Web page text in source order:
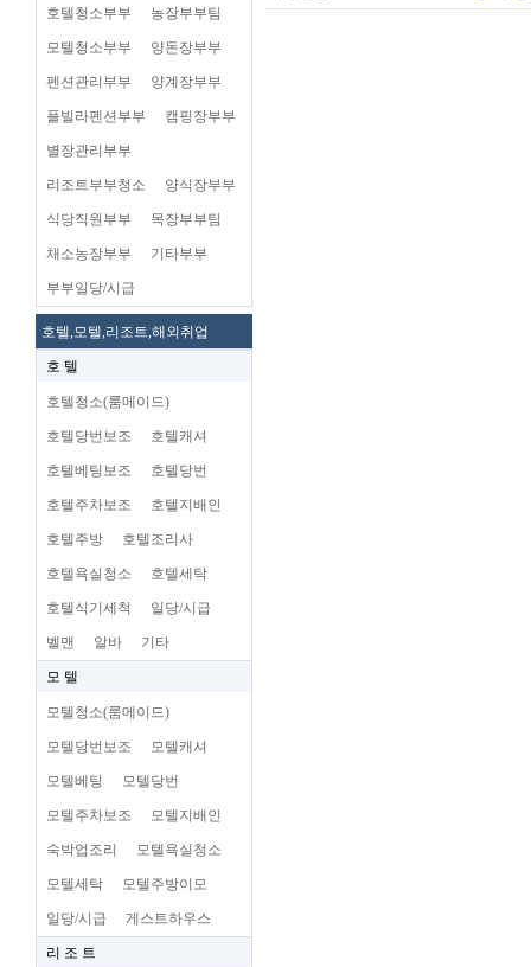
호텔청소부부 농장부부팀
모텔청소부부 양돈장부부
펜션관리부부 양계장부부
플빌라펜션부부 캠핑장부부
별장관리부부
리조트부부청소 양식장부부
식당직원부부 목장부부팀
채소농장부부 기타부부
부부일당/시급
호텔,모텔,리조트,해외취업
호 텔
호텔청소(룸메이드)
호텔당번보조 호텔캐셔
호텔베팅보조 호텔당번
호텔주차보조 호텔지배인
호텔주방 호텔조리사
호텔욕실청소 호텔세탁
호텔식기세척 일당/시급
벨맨 알바 기타
모 텔
모텔청소(룸메이드)
모텔당번보조 모텔캐셔
모텔베팅 모텔당번
모텔주차보조 모텔지배인
숙박업조리 모텔욕실청소
모텔세탁 모텔주방이모
일당/시급 게스트하우스
리 조 트